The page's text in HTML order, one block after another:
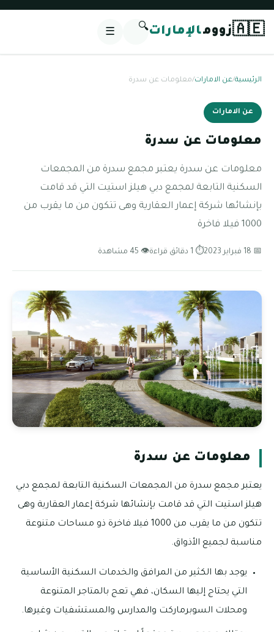
🇦🇪زوومالإمارات🔍
☰
الرئيسية/عن الامارات/معلومات عن سدرة
عن الامارات
معلومات عن سدرة
معلومات عن سدرة يعتبر مجمع سدرة من المجمعات
السكنية التابعة لمجمع دبي هيلز استيت التي قد قامت
بإنشائها شركة إعمار العقارية وهى تتكون من ما يقرب من
1000 فيلا فاخرة
📅 18 فبراير 2023 ⏱ 1 دقائق قراءة 👁 45 مشاهدة
معلومات عن سدرة
يعتبر مجمع سدرة من المجمعات السكنية التابعة لمجمع دبي
هيلز استيت التي قد قامت بإنشائها شركة إعمار العقارية وهى
تتكون من ما يقرب من 1000 فيلا فاخرة ذو مساحات متنوعة
مناسبة لجميع الأذواق.
يوجد بها الكثير من المرافق والخدمات السكنية الأساسية
التي يحتاج إليها السكان، فهي تعج بالمتاجر المتنوعة
ومحلات السوبرماركت والمدارس والمستشفيات وغيرها.